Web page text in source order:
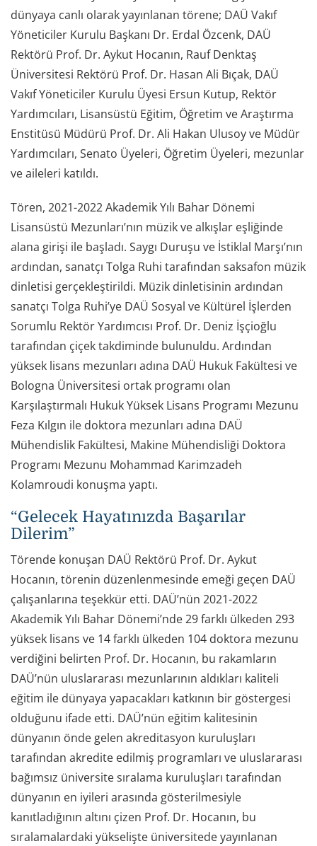
dünyaya canlı olarak yayınlanan törene; DAÜ Vakıf
Yöneticiler Kurulu Başkanı Dr. Erdal Özcenk, DAÜ
Rektörü Prof. Dr. Aykut Hocanın, Rauf Denktaş
Üniversitesi Rektörü Prof. Dr. Hasan Ali Bıçak, DAÜ
Vakıf Yöneticiler Kurulu Üyesi Ersun Kutup, Rektör
Yardımcıları, Lisansüstü Eğitim, Öğretim ve Araştırma
Enstitüsü Müdürü Prof. Dr. Ali Hakan Ulusoy ve Müdür
Yardımcıları, Senato Üyeleri, Öğretim Üyeleri, mezunlar
ve aileleri katıldı.
Tören, 2021-2022 Akademik Yılı Bahar Dönemi
Lisansüstü Mezunları’nın müzik ve alkışlar eşliğinde
alana girişi ile başladı. Saygı Duruşu ve İstiklal Marşı’nın
ardından, sanatçı Tolga Ruhi tarafından saksafon müzik
dinletisi gerçekleştirildi. Müzik dinletisinin ardından
sanatçı Tolga Ruhi’ye DAÜ Sosyal ve Kültürel İşlerden
Sorumlu Rektör Yardımcısı Prof. Dr. Deniz İşçioğlu
tarafından çiçek takdiminde bulunuldu. Ardından
yüksek lisans mezunları adına DAÜ Hukuk Fakültesi ve
Bologna Üniversitesi ortak programı olan
Karşılaştırmalı Hukuk Yüksek Lisans Programı Mezunu
Feza Kılgın ile doktora mezunları adına DAÜ
Mühendislik Fakültesi, Makine Mühendisliği Doktora
Programı Mezunu Mohammad Karimzadeh
Kolamroudi konuşma yaptı.
“Gelecek Hayatınızda Başarılar
Dilerim”
Törende konuşan DAÜ Rektörü Prof. Dr. Aykut
Hocanın, törenin düzenlenmesinde emeği geçen DAÜ
çalışanlarına teşekkür etti. DAÜ’nün 2021-2022
Akademik Yılı Bahar Dönemi’nde 29 farklı ülkeden 293
yüksek lisans ve 14 farklı ülkeden 104 doktora mezunu
verdiğini belirten Prof. Dr. Hocanın, bu rakamların
DAÜ’nün uluslararası mezunlarının aldıkları kaliteli
eğitim ile dünyaya yapacakları katkının bir göstergesi
olduğunu ifade etti. DAÜ’nün eğitim kalitesinin
dünyanın önde gelen akreditasyon kuruluşları
tarafından akredite edilmiş programları ve uluslararası
bağımsız üniversite sıralama kuruluşları tarafından
dünyanın en iyileri arasında gösterilmesiyle
kanıtladığının altını çizen Prof. Dr. Hocanın, bu
sıralamalardaki yükselişte üniversitede yayınlanan